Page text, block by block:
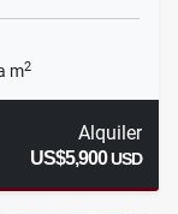
m2
Alquiler
US$5,900USD